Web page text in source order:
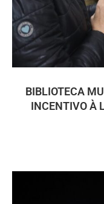
BIBLIOTECA
INCENTIVO À